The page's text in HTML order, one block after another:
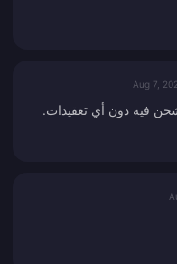
Aug 7,
فيه دون أي تعقيدات.